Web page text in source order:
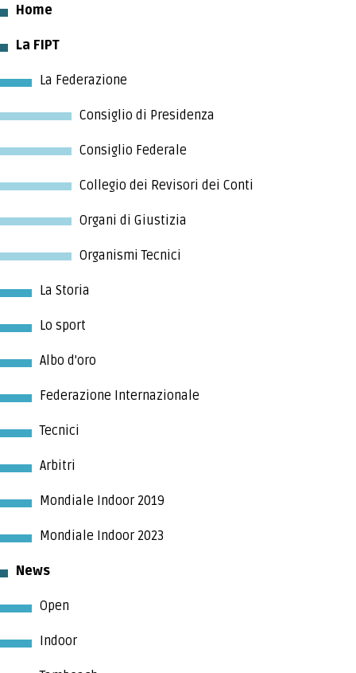
FEDERAZIONE INTERNAZIONALE
COMITATI
OPEN
INDOOR
NEWS
GIUSTIZIA SPORTIVA
COMMISSIONE TECNICA
FEDERAZIONE TRASPARENTE
Home
La FIPT
La Federazione
Consiglio di Presidenza
Consiglio Federale
Collegio dei Revisori dei Conti
Organi di Giustizia
Organismi Tecnici
La Storia
Lo sport
Albo d'oro
Federazione Internazionale
Tecnici
Arbitri
Mondiale Indoor 2019
Mondiale Indoor 2023
News
Open
Indoor